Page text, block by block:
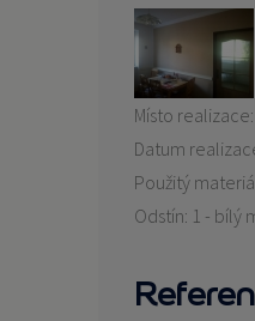
Místo realizace:
Datum
Použitý
Odstín: 1 - bílý